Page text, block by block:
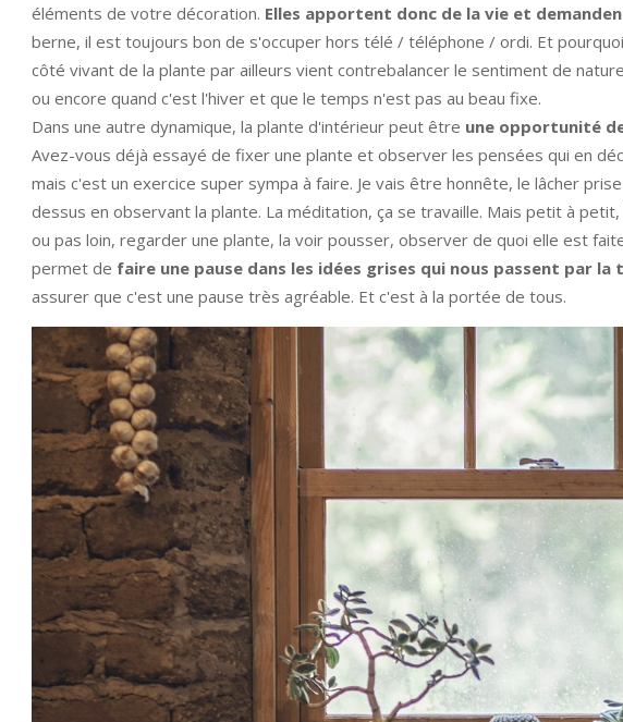
éléments de votre décoration. Elles apportent donc de la vie et
berne, il est toujours bon de s'occuper hors télé / téléphone / ordi. Et
côté vivant de la plante par ailleurs vient contrebalancer le sentiment de
ou encore quand c'est l'hiver et que le temps n'est pas au beau fixe.
Dans une autre dynamique, la plante d'intérieur peut être une opportunité
Avez-vous déjà essayé de fixer une plante et observer les pensées qui en
mais c'est un exercice super sympa à faire. Je vais être honnête, le lâcher
dessus en observant la plante. La méditation, ça se travaille. Mais petit à
ou pas loin, regarder une plante, la voir pousser, observer de quoi elle est
permet de faire une pause dans les idées grises qui nous passent par la
assurer que c'est une pause très agréable. Et c'est à la portée de tous.